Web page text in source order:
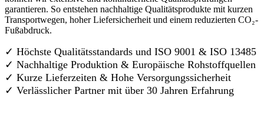
garantieren. So entstehen nachhaltige Qualitätsprodukte mit kurzen
Transportwegen, hoher Liefersicherheit und einem reduzierten CO₂-
Fußabdruck.
✓ Höchste Qualitätsstandards und ISO 9001 & ISO 13485
✓ Nachhaltige Produktion & Europäische Rohstoffquellen
✓ Kurze Lieferzeiten & Hohe Versorgungssicherheit
✓ Verlässlicher Partner mit über 30 Jahren Erfahrung